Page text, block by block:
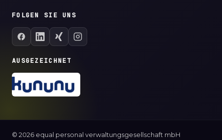
FOLGEN SIE UNS
AUSGEZEICHNET
© 2026 equal personal verwaltungsgesellschaft mbH